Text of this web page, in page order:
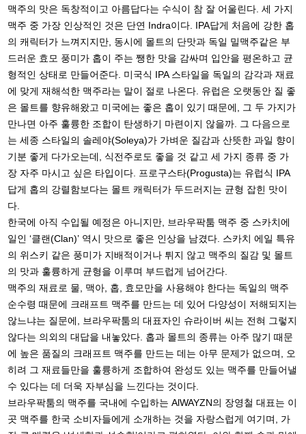
맥주의 맛은 독창적이고 아름답다는 수식이 참 잘 어울린다. 세 가지
맥주 중 가장 인상적인 것은 단연 Indra이다. IPA답게 처음에 강한 홉
의 캐릭터가 느껴지지만, 동시에 몰트의 단맛과 독일 밀맥주같은 부
드러운 효모 풍미가 홉이 주는 쨍한 맛을 감싸며 입안을 평온하고 균
형적인 상태로 만들어준다. 미국식 IPA 스타일을 독일의 감각과 재료
에 맞게 재해석한 맥주라는 말이 절로 나온다. 유럽은 오랫동안 질 좋
은 몰트를 향유해왔고 미국에는 좋은 홉이 있기 때문에, 그 두 가지가
만나면 아주 훌륭한 조합이 탄생하기 마련이지 않을까. 그 다음으로
는 세종 스타일의 솔레야(Soleya)가 가벼운 질감과 산뜻한 과일 향이
기분 좋게 다가오는데, 식전주로도 좋을 것 같고 세 가지 종류 중 가
장 자주 마시고 싶은 타입이다. 프로구스타(Progusta)는 유럽식 IPA
답게 홉의 강렬함보다는 몰트 캐릭터가 두드러지는 균형 잡힌 맛이
다.
한국에 아직 수입될 예정은 아니지만, 브라우팍툼 맥주 중 스카치에
일인 ‘클랜(Clan)’ 역시 맛으로 좋은 인상을 남겼다. 스카치 에일 특유
의 위스키 같은 풍미가 지배적이거나 튀지 않고 맥주의 질감 및 몰트
의 맛과 훌륭하게 균형을 이루며 부드럽게 넘어간다.
맥주의 재료로 물, 맥아, 홉, 효모만을 사용해야 한다는 독일의 맥주
순수령 때문에 크래프트 맥주를 만드는 데 있어 다양성이 저해되지는
않느냐는 질문에, 브라우팍툼의 대표자인 슈라이버 씨는 전혀 그렇지
않다는 의외의 대답을 내놓았다. 홉과 몰트의 종류는 아주 많기 때문
에 높은 품질의 크래프트 맥주를 만드는 데는 아무 문제가 없으며, 오
히려 그 재료들만을 훌륭하게 조합하여 완성도 있는 맥주를 만들어낼
수 있다는 데 더욱 자부심을 느낀다는 것이다.
브라우팍툼의 맥주를 국내에 수입하는 AlWAYZN의 장영철 대표는 이
곳 맥주를 한국 소비자들에게 소개하는 것을 자랑스럽게 여기며, 가